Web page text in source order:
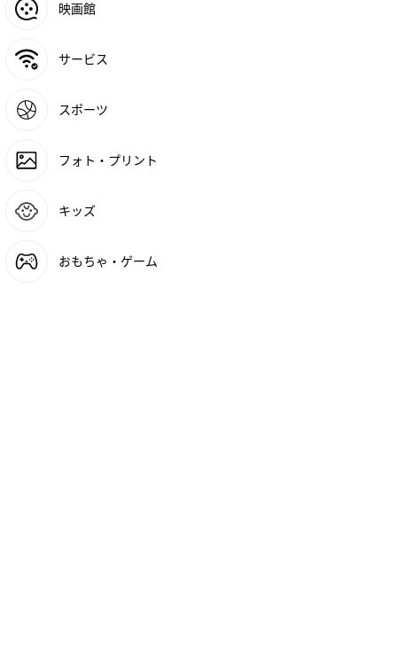
映画館
サービス
スポーツ
フォト・プリント
キッズ
おもちゃ・ゲーム